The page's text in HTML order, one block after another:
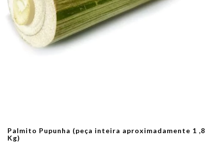
Palmito Pupunha (peça inteira aproximadamente 1 ,8
Kg)